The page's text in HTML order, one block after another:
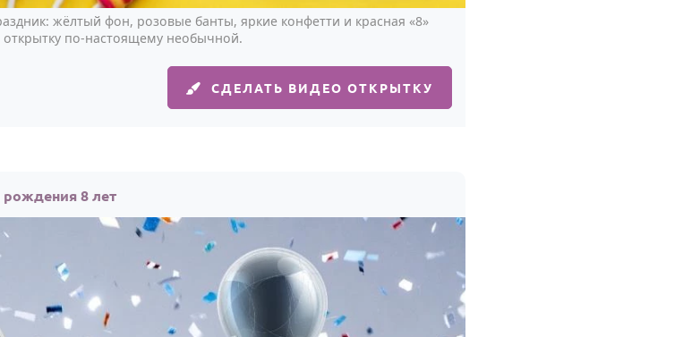
жёлтый фон, розовые банты, яркие конфетти и красная «8»
открытку по-настоящему необычной.
СДЕЛАТЬ ВИДЕО ОТКРЫТКУ
рождения 8 лет